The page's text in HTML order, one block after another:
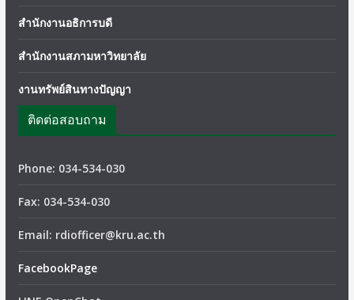
สำนักงานอธิการบดี
สำนักงานสภามหาวิทยาลัย
งานทรัพย์สินทางปัญญา
ติดต่อสอบถาม
Phone: 034-534-030
Fax: 034-534-030
Email: rdiofficer@kru.ac.th
FacebookPage